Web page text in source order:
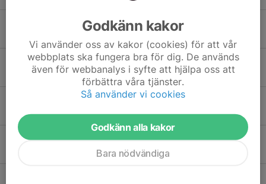
Info om Torsbylägret 11/10 - 13/10
Säsongen 2023/24 snart slut……
7 jun 2024 0
Webinar med Andreas Nygaard
19 apr 2024 0
0
Godkänn kakor
Vi använder oss av kakor (cookies) för att vår
webbplats ska fungera bra för dig. De används
även för webbanalys i syfte att hjälpa oss att
förbättra våra tjänster.
Så använder vi cookies
Godkänn alla kakor
Bara nödvändiga